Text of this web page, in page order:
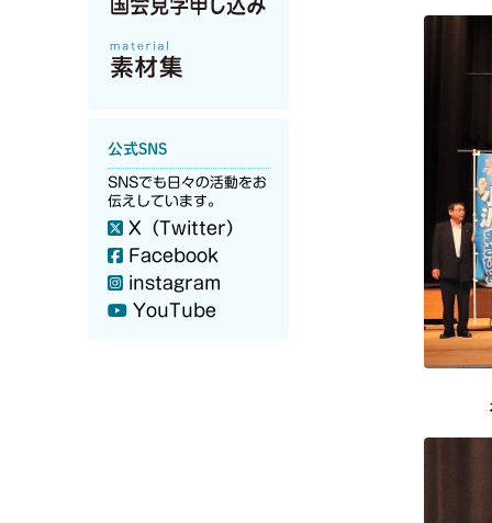
公式SNS
SNSでも日々の活動をお
伝えしています。
X（Twitter）
Facebook
instagram
YouTube